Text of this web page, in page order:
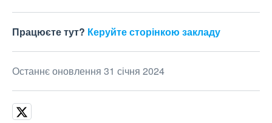
Працюєте тут? Керуйте сторінкою закладу
Останнє оновлення 31 січня 2024